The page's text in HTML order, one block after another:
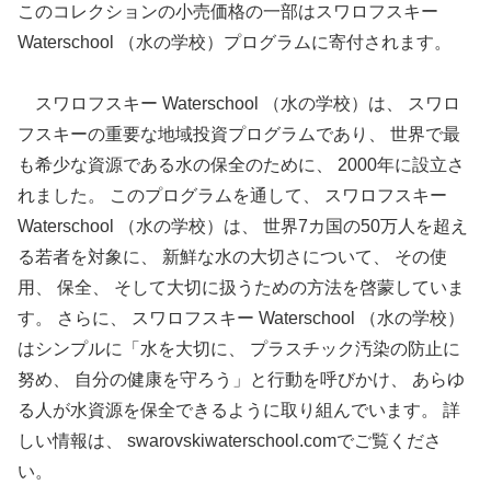
このコレクションの小売価格の一部はスワロフスキー
Waterschool （水の学校）プログラムに寄付されます。
スワロフスキー Waterschool （水の学校）は、 スワロ
フスキーの重要な地域投資プログラムであり、 世界で最
も希少な資源である水の保全のために、 2000年に設立さ
れました。 このプログラムを通して、 スワロフスキー
Waterschool （水の学校）は、 世界7カ国の50万人を超え
る若者を対象に、 新鮮な水の大切さについて、 その使
用、 保全、 そして大切に扱うための方法を啓蒙していま
す。 さらに、 スワロフスキー Waterschool （水の学校）
はシンプルに「水を大切に、 プラスチック汚染の防止に
努め、 自分の健康を守ろう」と行動を呼びかけ、 あらゆ
る人が水資源を保全できるように取り組んでいます。 詳
しい情報は、 swarovskiwaterschool.comでご覧くださ
い。